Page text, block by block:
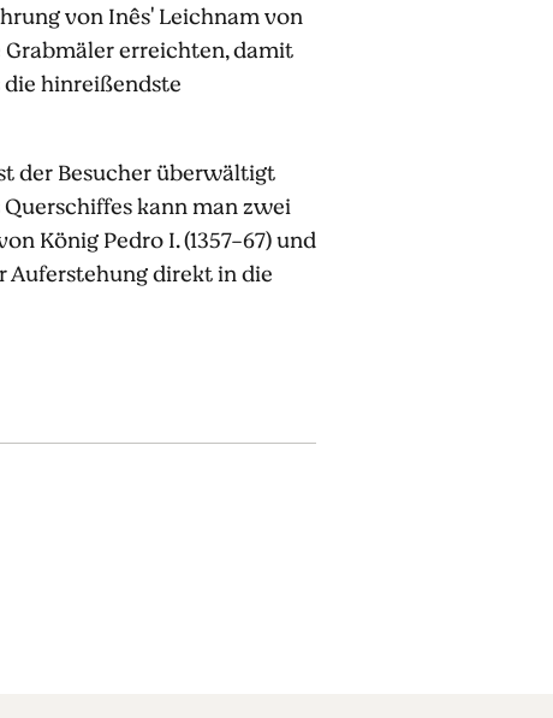
von Inês' Leichnam von
erreichten, damit
die hinreißendste
der Besucher überwältigt
kann man zwei
König Pedro I. (1357-67) und
Auferstehung direkt in die